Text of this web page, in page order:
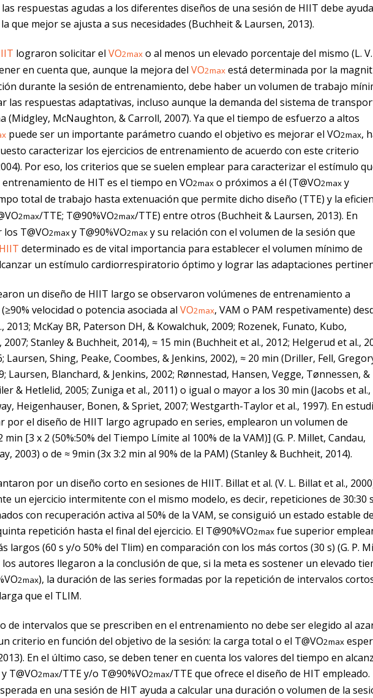
respuestas agudas a los diferentes diseños de una sesión de HIIT debe
que mejor se ajusta a sus necesidades (Buchheit & Laursen, 2013).
lograron solicitar el VO2max o al menos un elevado porcentaje del mismo (L. V.
en cuenta que, aunque la mejora del VO2max está determinada por la
durante la sesión de entrenamiento, debe haber un volumen de trabajo
las respuestas adaptativas, incluso aunque la demanda del sistema de
(Midgley, McNaughton, & Carroll, 2007). Ya que el tiempo de esfuerzo a altos
puede ser un importante parámetro cuando el objetivo es mejorar el VO2max,
caracterizar los ejercicios de entrenamiento de acuerdo con este criterio
Por eso, los criterios que se suelen emplear para caracterizar el estímulo
de HIT es el tiempo en VO2max o próximos a él (T@VO2max y
total de trabajo hasta extenuación que permite dicho diseño (TTE) y la
2max/TTE; T@90%VO2max/TTE) entre otros (Buchheit & Laursen, 2013). En
T@VO2maxy T@90%VO2max y su relación con el volumen de la sesión que
HIIT determinado es de vital importancia para establecer el volumen mínimo de
un estímulo cardiorrespiratorio óptimo y lograr las adaptaciones
un diseño de HIIT largo se observaron volúmenes de entrenamiento a
velocidad o potencia asociada al VO2max, VAM o PAM respetivamente)
2013; McKay BR, Paterson DH, & Kowalchuk, 2009; Rozenek, Funato, Kubo,
Stanley & Buchheit, 2014), ≈ 15 min (Buchheit et al., 2012; Helgerud et al.,
Laursen, Shing, Peake, Coombes, & Jenkins, 2002), ≈ 20 min (Driller, Fell,
Laursen, Blanchard, & Jenkins, 2002; Rønnestad, Hansen, Vegge, Tønnessen, &
& Hetlelid, 2005; Zuniga et al., 2011) o igual o mayor a los 30 min (Jacobs et al.,
Heigenhauser, Bonen, & Spriet, 2007; Westgarth-Taylor et al., 1997). En
por el diseño de HIIT largo agrupado en series, emplearon un volumen de
[3 x 2 (50%:50% del Tiempo Límite al 100% de la VAM)] (G. P. Millet, Candau,
2003) o de ≈ 9min (3x 3:2 min al 90% de la PAM) (Stanley & Buchheit, 2014).
por un diseño corto en sesiones de HIIT. Billat et al. (V. L. Billat et al.,
un ejercicio intermitente con el mismo modelo, es decir, repeticiones de 30:30
con recuperación activa al 50% de la VAM, se consiguió un estado estable
repetición hasta el final del ejercicio. El T@90%VO2max fue superior
largos (60 s y/o 50% del Tlim) en comparación con los más cortos (30 s) (G. P.
autores llegaron a la conclusión de que, si la meta es sostener un elevado
2max), la duración de las series formadas por la repetición de intervalos
que el TLIM.
de intervalos que se prescriben en el entrenamiento no debe ser elegido al
criterio en función del objetivo de la sesión: la carga total o el T@VO2max
En el último caso, se deben tener en cuenta los valores del tiempo en
T@VO2max/TTE y/o T@90%VO2max/TTE que ofrece el diseño de HIT empleado.
en una sesión de HIT ayuda a calcular una duración o volumen de la